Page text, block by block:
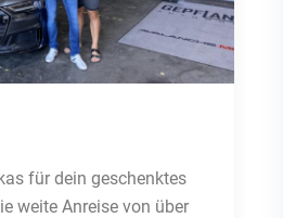
für dein geschenktes
weite Anreise von über